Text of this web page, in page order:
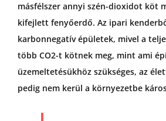
másfélszer annyi szén-dioxidot köt
kifejlett fenyőerdő. Az ipari
karbonnegatív épületek, mivel a
több CO2-t kötnek meg, mint ami
üzemeltetésükhöz szükséges, az
pedig nem kerül a környezetbe